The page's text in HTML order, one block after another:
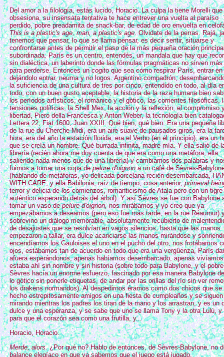
Del amor a la filología, estás lucido, Horacio. La culpa la tiene Morelli que
obsesiona, su insensata tentativa te hace entrever una vuelta al paraíso
perdido, pobre preadamita de snack-bar, de edad de oro envuelta en
This is a plastic's age, man, a plastic's age. Olvidate de la perras. Rajá,
tenemos que pensar, lo que se llama pensar, es decir sentir, situarse y
confrontarse antes de permitir el paso de la más pequeña oración
subordinada. París es un centro, entendés, un mandala que hay que
sin dialéctica, un laberinto donde las fórmulas pragmáticas no sirven más
para perderse. Entonces uncogitoque sea como respirar París, entrar en
dejándolo entrar, neuma y no logos. Argentino compadrón,
la suficiencia de una cultura de tres por cinco, entendido en todo, al día
todo, con un buen gusto aceptable, la historia de la raza humana bien
los períodos artísticos, el románico y el gótico, las corrientes filosóficas,
tensiones políticas, la Shell Mex, la acción y la reflexión, el compromiso
libertad, Piero della Francesca y Anton Weber, la tecnología bien
Lettera 22, Fiat 1600, Juan XXIII. Qué bien, qué bien. Era una pequeña
de la rue du Cherche-Midi, era un aire suave de pausados giros, era la
hora, era del año la estación florida, era el Verbo (en el principio), era un
que se creía un hombre. Qué burrada infinita, madre mía. Y ella salió de
librería (recién ahora me doy cuenta de que era como una metáfora, ella
saliendo nada menos que de una librería) y cambiamos dos palabras y
fuimos a tomar una copa depelure d'oignona un café de Sèvres-
(hablando de metáforas, yo delicada porcelana recién desembarcada,
WITH CARE, y ella Babilonia, raíz de tiempo, cosa anterior,primeval
terror y delicia de los comienzos, romanticismo de Atala pero con un tigre
auténtico esperando detrás del árbol). Y así Sèvres se fue con Babylone
tomar un vaso depelure d'oignon,nos mirábamos y yo creo que ya
empezábamos a deseamos (pero eso fue más tarde, en la rue Réaumur)
sobrevino un diálogo memorable, absolutamente recubierto de
de desajustes que se resolvían en vagos silencios, hasta que las manos
empezaron a tallar, era dulce acariciarse las manos mirándose y
encendíamos los Gauloises el uno en el pucho del otro, nos frotábamos
ojos, estábamos tan de acuerdo en todo que era una vergüenza, París
afuera esperándonos, apenas habíamos desembarcado, apenas
estaba ahí sin nombre y sin historia (sobre todo para Babylone, y el pobre
Sèvres hacía un enorme esfuerzo, fascinado por esa manera Babylone
lo gótico sin ponerle etiquetas, de andar por las orillas del río sin ver
los drakens normandos). Al despedirnos éramos como dos chicos que se
hecho estrepitosamente amigos en una fiesta de cumpleaños y se siguen
mirando mientras los padres los tiran de la mano y los arrastran, y es un
dulce y una esperanza, y se sabe que uno se llama Tony y la otra Lulú, y
para que el corazón sea como una frutilla, y...
Horacio, Horacio.
Merde, alors.¿Por qué no? Hablo de entonces, de Sèvres-Babylone, no
balance elegíaco en que ya sabemos que el juego está jugado.